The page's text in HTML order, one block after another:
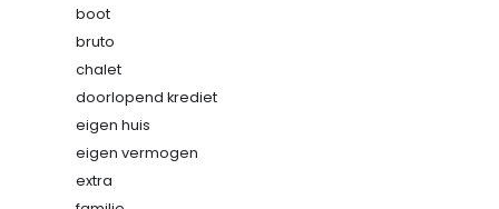
boot
bruto
chalet
doorlopend krediet
eigen huis
eigen vermogen
extra